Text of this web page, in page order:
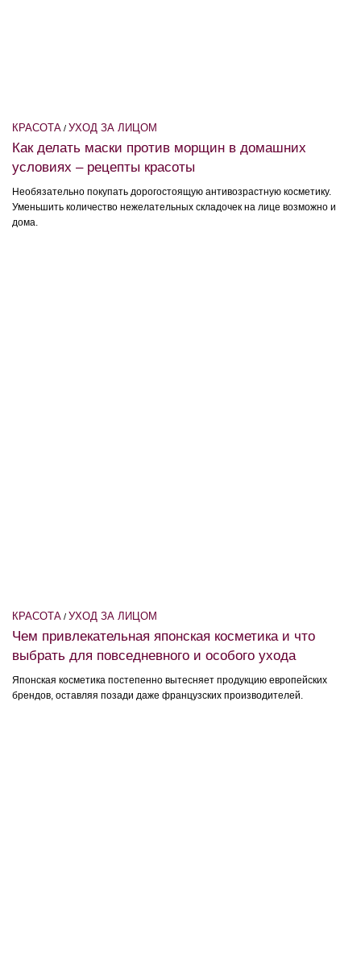
КРАСОТА / УХОД ЗА ЛИЦОМ
Как делать маски против морщин в домашних
условиях – рецепты красоты
Необязательно покупать дорогостоящую антивозрастную косметику.
Уменьшить количество нежелательных складочек на лице возможно и
дома.
КРАСОТА / УХОД ЗА ЛИЦОМ
Чем привлекательная японская косметика и что
выбрать для повседневного и особого ухода
Японская косметика постепенно вытесняет продукцию европейских
брендов, оставляя позади даже французских производителей.